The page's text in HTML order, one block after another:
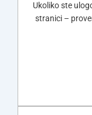
Ukoliko ste
stranici –